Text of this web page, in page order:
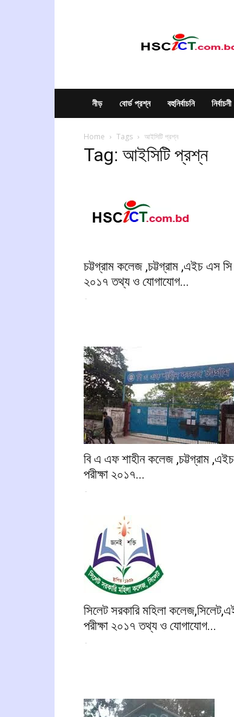
নীড় বোর্ড প্রশ্ন বহুনির্বাচনি
Home Tags আইসিটি প্রশ্ন
Tag: আইসিটি প্রশ্ন
চট্টগ্রাম কলেজ ,চট্টগ্রাম ,এইচ এস সি
২০১৭ তথ্য ও যোগাযোগ...
-
বি এ এফ শাহীন কলেজ ,চট্টগ্রাম
পরীক্ষা ২০১৭...
-
সিলেট সরকারি মহিলা
পরীক্ষা ২০১৭ তথ্য ও যোগাযোগ...
-